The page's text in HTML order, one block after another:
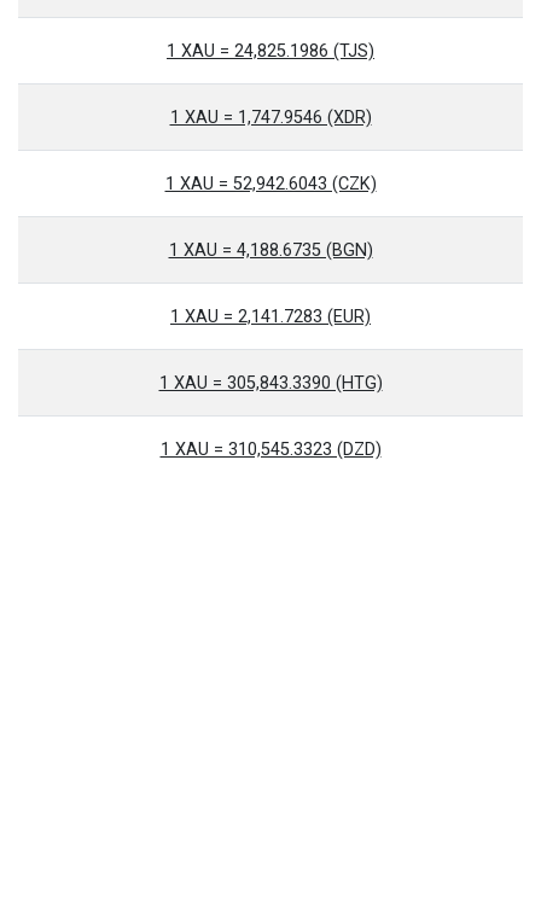
1 XAU = 24,825.1986 (TJS)
1 XAU = 1,747.9546 (XDR)
1 XAU = 52,942.6043 (CZK)
1 XAU = 4,188.6735 (BGN)
1 XAU = 2,141.7283 (EUR)
1 XAU = 305,843.3390 (HTG)
1 XAU = 310,545.3323 (DZD)